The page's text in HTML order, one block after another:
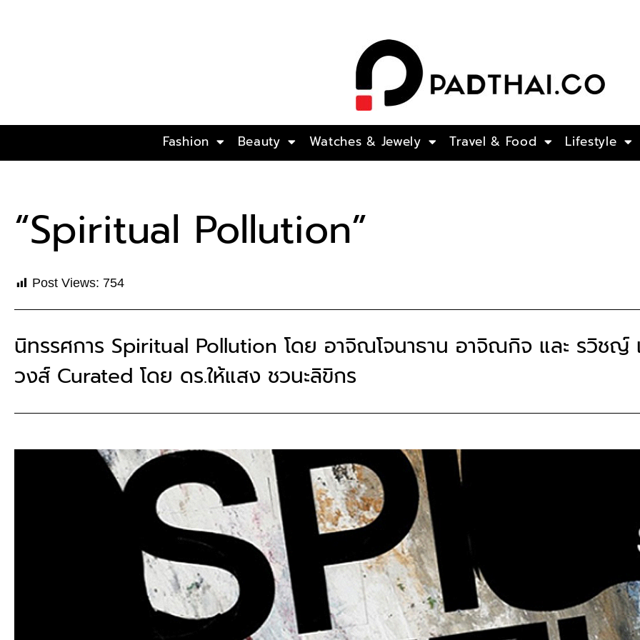
Fashion Beauty Watches​ & Jewely Travel & Food Lifestyle
“Spiritual Pollution”
Post Views: 754
นิทรรศการ Spiritual Pollution โดย อาจิณโจนาธาน อาจิณกิจ และ รวิชญ์
วงส์ Curated โดย ดร.ให้แสง ชวนะลิขิกร